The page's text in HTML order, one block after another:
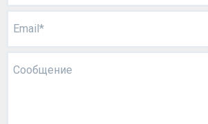
Email*
Сообщение